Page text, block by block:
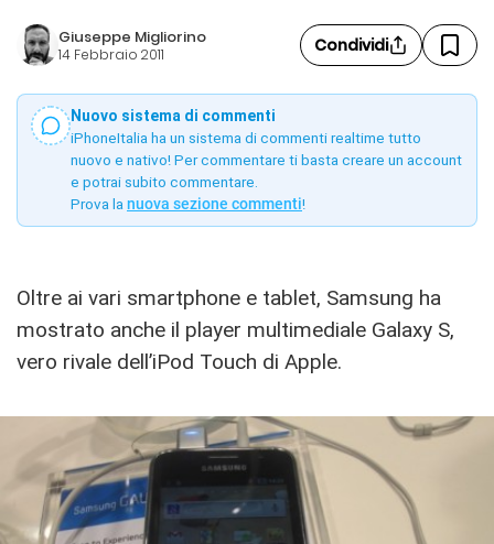
Giuseppe Migliorino
14 Febbraio 2011 Condividi
Nuovo sistema di commenti
iPhoneItalia ha un sistema di commenti realtime tutto
nuovo e nativo! Per commentare ti basta creare un account
e potrai subito commentare.
Prova la nuova sezione commenti!
Oltre ai vari smartphone e tablet, Samsung ha
mostrato anche il player multimediale Galaxy S,
vero rivale dell’iPod Touch di Apple.